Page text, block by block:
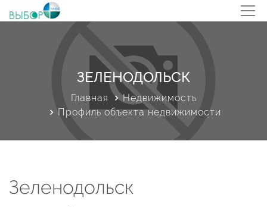
ЗЕЛЕНОДОЛЬСК
Главная
Недвижимость
Профиль объекта недвижимости
Зеленодольск